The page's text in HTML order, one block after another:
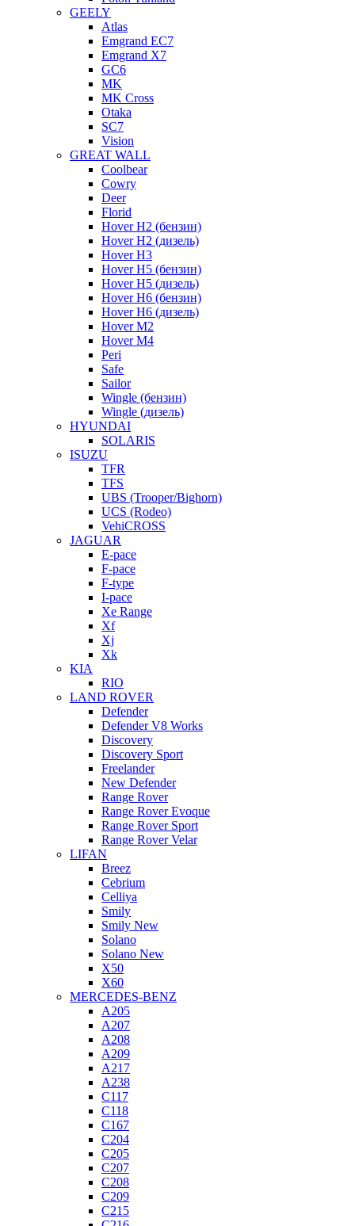
GEELY
Atlas
Emgrand EC7
Emgrand X7
GC6
MK
MK Cross
Otaka
SC7
Vision
GREAT WALL
Coolbear
Cowry
Deer
Florid
Hover H2 (бензин)
Hover H2 (дизель)
Hover H3
Hover H5 (бензин)
Hover H5 (дизель)
Hover H6 (бензин)
Hover H6 (дизель)
Hover M2
Hover M4
Peri
Safe
Sailor
Wingle (бензин)
Wingle (дизель)
HYUNDAI
SOLARIS
ISUZU
TFR
TFS
UBS (Trooper/Bighorn)
UCS (Rodeo)
VehiCROSS
JAGUAR
E-pace
F-pace
F-type
I-pace
Xe Range
Xf
Xj
Xk
KIA
RIO
LAND ROVER
Defender
Defender V8 Works
Discovery
Discovery Sport
Freelander
New Defender
Range Rover
Range Rover Evoque
Range Rover Sport
Range Rover Velar
LIFAN
Breez
Cebrium
Celliya
Smily
Smily New
Solano
Solano New
X50
X60
MERCEDES-BENZ
A205
A207
A208
A209
A217
A238
C117
C118
C167
C204
C205
C207
C208
C209
C215